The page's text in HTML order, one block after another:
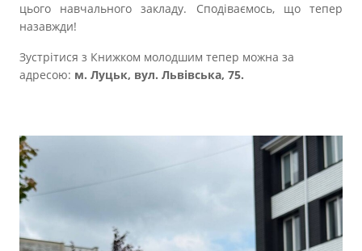
цього навчального закладу. Сподіваємось, що тепер
назавжди!
Зустрітися з Книжком молодшим тепер можна за
адресою: м. Луцьк, вул. Львівська, 75.